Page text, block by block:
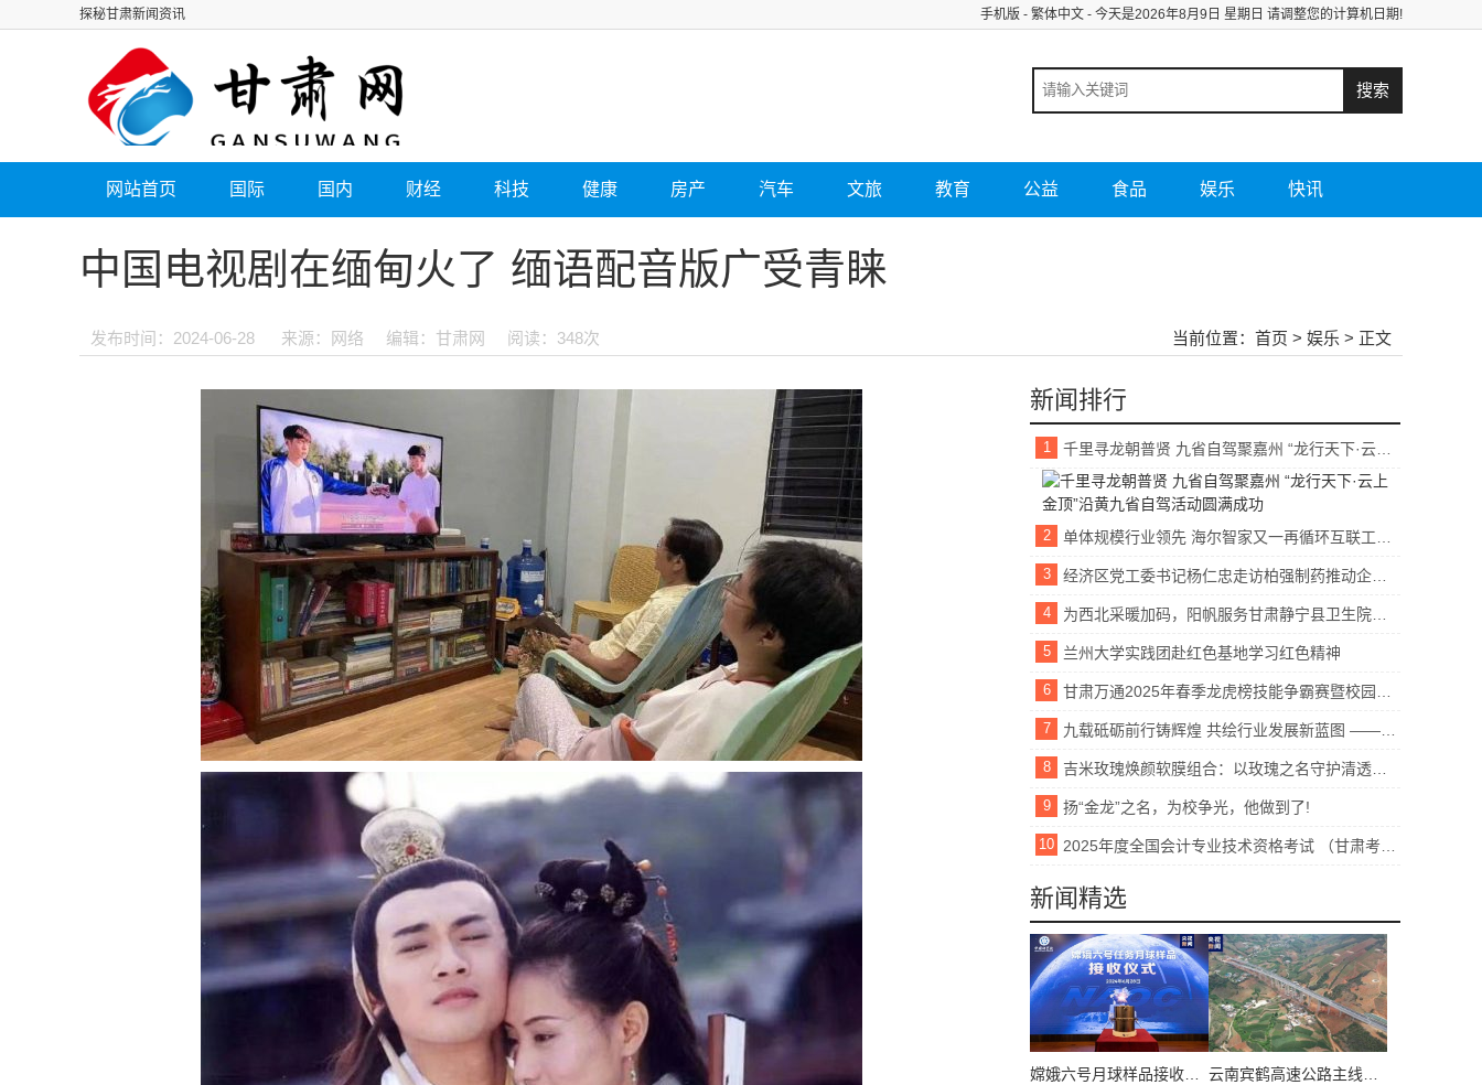
探秘甘肃新闻资讯 手机版 - 繁体中文 - 今天是2026年8月9日 星期日 请调整您的计算机日期!
网站首页 国际 国内 财经 科技 健康 房产 汽车 文旅 教育 公益 食品 娱乐 快讯
中国电视剧在缅甸火了 缅语配音版广受青睐
发布时间：2024-06-28 来源：网络 编辑：甘肃网 阅读：348次 当前位置： 首页 > 娱乐 > 正文
新闻排行
1
2
3
4
5 兰州大学实践团赴红色基地学习红色精神
6
7
8
9 扬“金龙”之名，为校争光，他做到了!
10
新闻精选